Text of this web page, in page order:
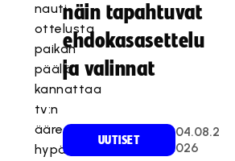
nauti
ottelusta
paikan
päällä,
kannattaa
tv:n
ääreen
hypätä
näin tapahtuvat
ehdokasasettelu
ja valinnat
UUTISET
04.08.2
026